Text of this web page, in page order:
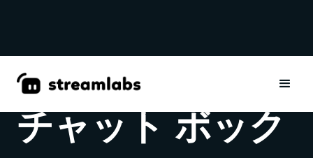
ウィジェット
チャット ボック